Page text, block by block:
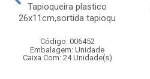
Tapioqueira plastico
26x11cm,sortida tapioqu
Código: 006452
Embalagem: Unidade
Caixa Com: 24 Unidade(s)